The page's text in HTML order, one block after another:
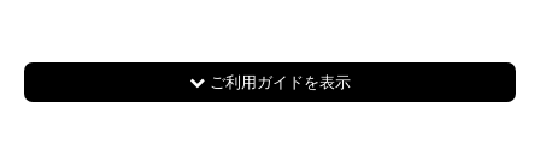
ご利用ガイドを表示